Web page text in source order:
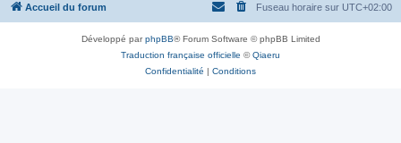
Accueil du forum Fuseau horaire sur UTC+02:00
Développé parphpBB® Forum Software © phpBB Limited
Traduction française officielle ©Qiaeru
Confidentialité | Conditions